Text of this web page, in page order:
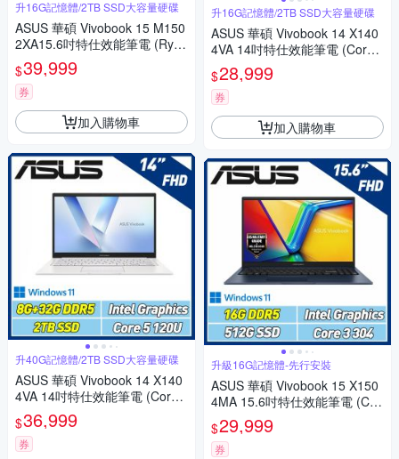
升16G記憶體/2TB SSD大容量硬碟
ASUS 華碩 Vivobook 15 M150
2XA15.6吋特仕效能筆電 (Ryze
n7 7840HS/8G+8G/2TB SSD/
午夜藍)
$39,999
券
加入購物車
升40G記憶體/2TB SSD大容量硬碟
ASUS 華碩 Vivobook 14 X140
4VA 14吋特仕效能筆電 (Core5
120U/8G+32G/2TB SSD/幻彩
白)
$36,999
券
升16G記憶體/2TB SSD大容量硬碟
ASUS 華碩 Vivobook 14 X140
4VA 14吋特仕效能筆電 (Core5
120U/8G+8G/2TB SSD/午夜
藍)
$28,999
券
加入購物車
升級16G記憶體-先行安裝
ASUS 華碩 Vivobook 15 X150
4MA 15.6吋特仕效能筆電 (Cor
e 3 304/16G/512G SSD/午夜
藍)
$29,999
券